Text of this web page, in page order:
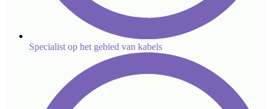
Specialist op het gebied van kabels